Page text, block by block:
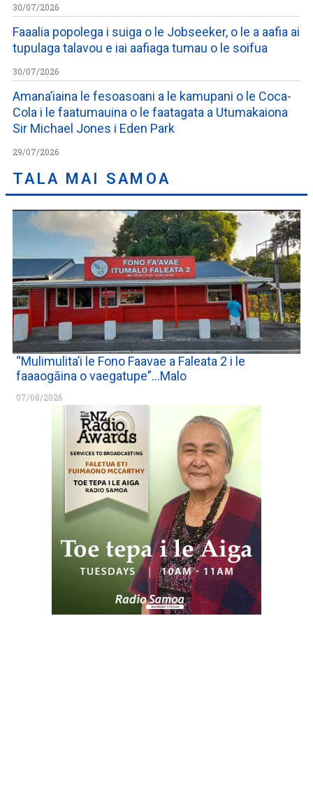
30/07/2026
Faaalia popolega i suiga o le Jobseeker, o le a aafia ai
tupulaga talavou e iai aafiaga tumau o le soifua
30/07/2026
Amana’iaina le fesoasoani a le kamupani o le Coca-
Cola i le faatumauina o le faatagata a Utumakaiona
Sir Michael Jones i Eden Park
29/07/2026
TALA MAI SAMOA
“Mulimulita’i le Fono Faavae a Faleata 2 i le
faaaogāina o vaegatupe”…Malo
07/08/2026